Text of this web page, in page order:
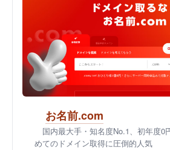
お名前.com
国内最大手・知名度No.1、初年度0
めてのドメイン取得に圧倒的人気